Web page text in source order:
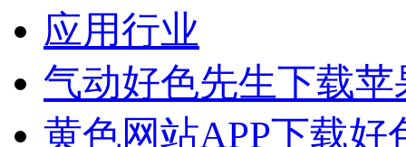
应用行业
气动好色先生下载
黄色网站APP下载好